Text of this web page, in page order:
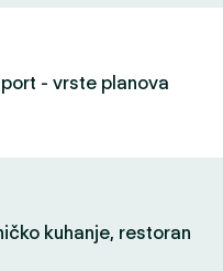
- vrste planova
kuhanje, restoran